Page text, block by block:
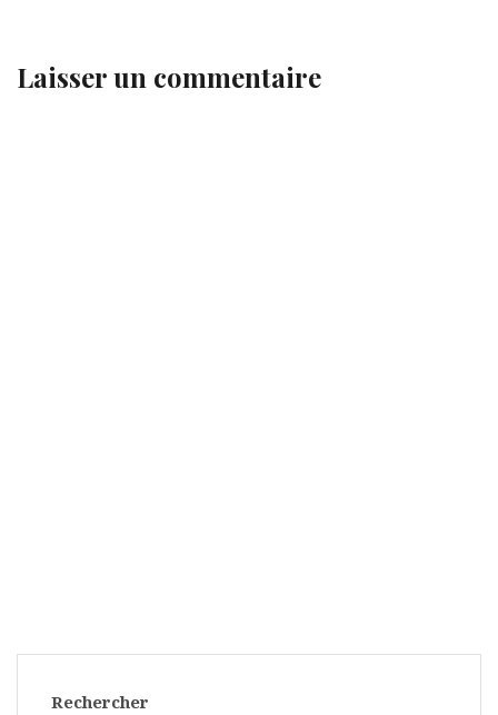
Laisser un commentaire
Rechercher